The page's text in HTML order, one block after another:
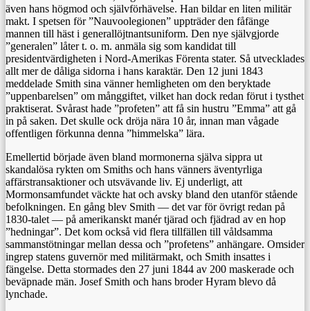
även hans högmod och självförhävelse. Han bildar en liten militär
makt. I spetsen för ”Nauvoolegionen” uppträder den fåfänge
mannen till häst i generallöjtnantsuniform. Den nye självgjorde
”generalen” låter t. o. m. anmäla sig som kandidat till
presidentvärdigheten i Nord-Amerikas Förenta stater. Så utvecklades
allt mer de dåliga sidorna i hans karaktär. Den 12 juni 1843
meddelade Smith sina vänner hemligheten om den beryktade
”uppenbarelsen” om månggiftet, vilket han dock redan förut i tysthet
praktiserat. Svårast hade ”profeten” att få sin hustru ”Emma” att gå
in på saken. Det skulle ock dröja nära 10 år, innan man vågade
offentligen förkunna denna ”himmelska” lära.
Emellertid började även bland mormonerna själva sippra ut
skandalösa rykten om Smiths och hans vänners äventyrliga
affärstransaktioner och utsvävande liv. Ej underligt, att
Mormonsamfundet väckte hat och avsky bland den utanför stående
befolkningen. En gång blev Smith — det var för övrigt redan på
1830-talet — på amerikanskt manér tjärad och fjädrad av en hop
”hedningar”. Det kom också vid flera tillfällen till våldsamma
sammanstötningar mellan dessa och ”profetens” anhängare. Omsider
ingrep statens guvernör med militärmakt, och Smith insattes i
fängelse. Detta stormades den 27 juni 1844 av 200 maskerade och
beväpnade män. Josef Smith och hans broder Hyram blevo då
lynchade.